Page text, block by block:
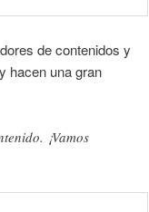
de contenidos y
hacen una gran
¡Vamos